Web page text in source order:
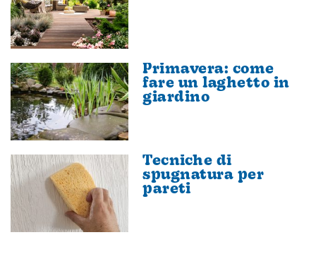
Primavera: come
fare un laghetto in
giardino
Tecniche di
spugnatura per
pareti